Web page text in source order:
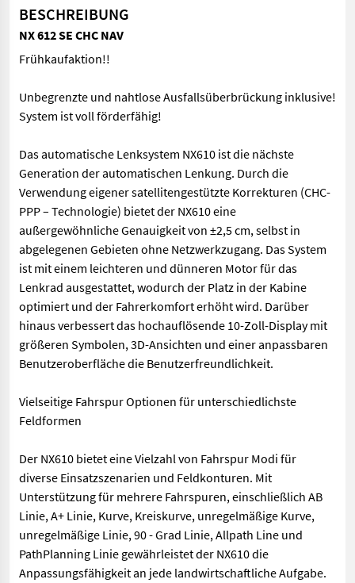
BESCHREIBUNG
NX 612 SE CHC NAV
Frühkaufaktion!!
Unbegrenzte und nahtlose Ausfallsüberbrückung inklusive!
System ist voll förderfähig!
Das automatische Lenksystem NX610 ist die nächste
Generation der automatischen Lenkung. Durch die
Verwendung eigener satellitengestützte Korrekturen (CHC-
PPP – Technologie) bietet der NX610 eine
außergewöhnliche Genauigkeit von ±2,5 cm, selbst in
abgelegenen Gebieten ohne Netzwerkzugang. Das System
ist mit einem leichteren und dünneren Motor für das
Lenkrad ausgestattet, wodurch der Platz in der Kabine
optimiert und der Fahrerkomfort erhöht wird. Darüber
hinaus verbessert das hochauflösende 10-Zoll-Display mit
größeren Symbolen, 3D-Ansichten und einer anpassbaren
Benutzeroberfläche die Benutzerfreundlichkeit.
Vielseitige Fahrspur Optionen für unterschiedlichste
Feldformen
Der NX610 bietet eine Vielzahl von Fahrspur Modi für
diverse Einsatzszenarien und Feldkonturen. Mit
Unterstützung für mehrere Fahrspuren, einschließlich AB
Linie, A+ Linie, Kurve, Kreiskurve, unregelmäßige Kurve,
unregelmäßige Linie, 90 - Grad Linie, Allpath Line und
PathPlanning Linie gewährleistet der NX610 die
Anpassungsfähigkeit an jede landwirtschaftliche Aufgabe.